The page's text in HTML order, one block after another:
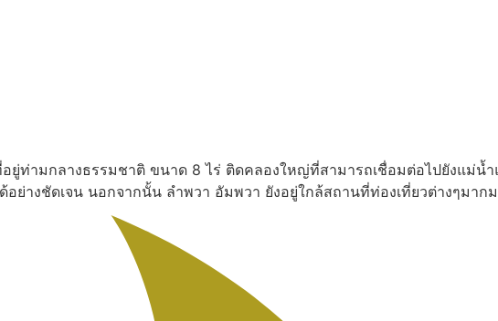
ยู่ท่ามกลางธรรมชาติ ขนาด 8 ไร่ ติดคลองใหญ่ที่สามารถเชื่อมต่อไปยังแม่น้
ย่างชัดเจน นอกจากนั้น ลำพวา อัมพวา ยังอยู่ใกล้สถานที่ท่องเที่ยวต่างๆมาก